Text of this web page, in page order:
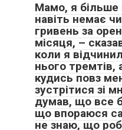
Мамо, я
навіть немає
гривень за
місяця, –
коли я
нього тремтів,
кудись повз
зустрітися зі
думав, що все
що впораюся
не знаю, що